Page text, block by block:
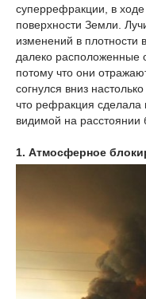
суперрефракции, в ходе
поверхности Земли.
изменений в плотности
далеко расположенные
потому что они
согнулся вниз
что рефракция сделала
видимой на расстоянии
1. Атмосферное